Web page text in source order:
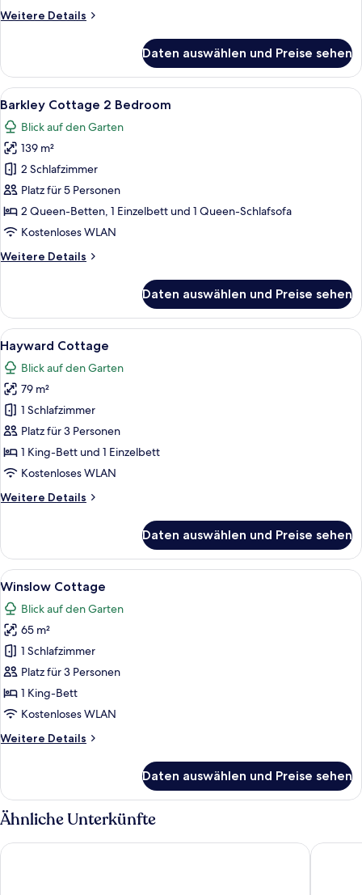
Weitere Details
Weitere
Cottage
Bedroom
Daten auswählen und Preise sehen
Alle
Fotos
für
Barkley
Cottage
2
Bedroom
anzeigen
Ein Wohnzimmer mit Fernseher,
20
Barkley Cottage 2 Bedroom
Blick auf den Garten
139 m²
2 Schlafzimmer
Platz für 5 Personen
2 Queen-Betten, 1 Einzelbett und 1 Queen-Schlafsofa
Kostenloses WLAN
Weitere Details
Weitere
Cottage
Bedroom
Daten auswählen und Preise sehen
Alle
Fotos
für
Hayward
Cottage
anzeigen
Ein Bett mit gestreifter Bettdecke,
14
Hayward Cottage
Blick auf den Garten
79 m²
1 Schlafzimmer
Platz für 3 Personen
1 King-Bett und 1 Einzelbett
Kostenloses WLAN
Weitere Details
Weitere
Cottage
Daten auswählen und Preise sehen
Alle
Fotos
für
Winslow
Cottage
anzeigen
Ein Wohnzimmer mit Kamin,
13
Winslow Cottage
Blick auf den Garten
65 m²
1 Schlafzimmer
Platz für 3 Personen
1 King-Bett
Kostenloses WLAN
Weitere Details
Weitere
Cottage
Daten auswählen und Preise sehen
Ähnliche Unterkünfte
Rosemont B&B Cottages